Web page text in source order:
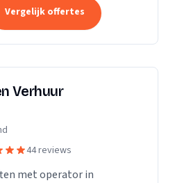
Vergelijk offertes
Verhuur
44 reviews
met operator in